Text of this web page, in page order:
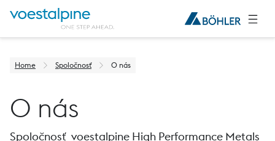
Home Spoločnosť O nás
O nás
Spoločnosť voestalpine High Performance Metals